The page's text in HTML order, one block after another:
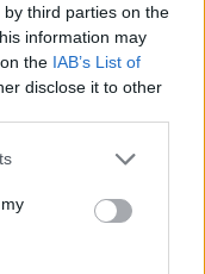
third parties on the
information may
the IAB’s List of
disclose it to other
προστεθούν
αίθουσες